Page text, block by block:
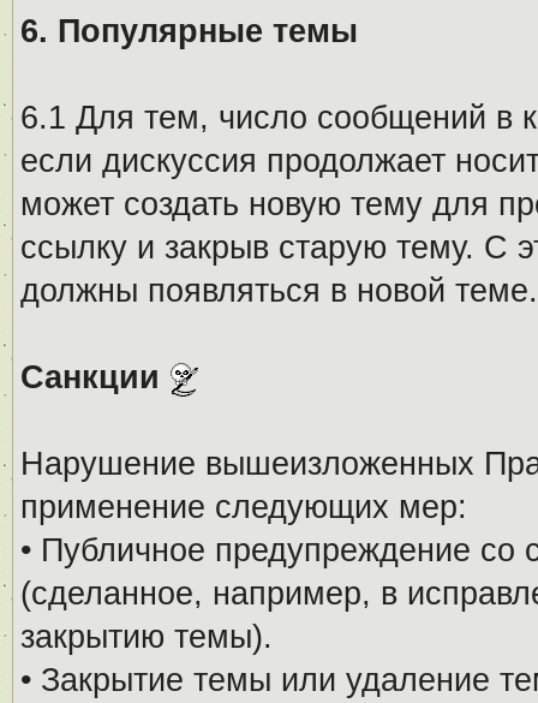
6. Популярные темы
6.1 Для тем, число сообщений в
если дискуссия продолжает
может создать новую тему для
ссылку и закрыв старую тему. С
должны появляться в новой теме.
Санкции
Нарушение вышеизложенных
применение следующих мер:
• Публичное предупреждение
(сделанное, например, в
закрытию темы).
• Закрытие темы или удаление